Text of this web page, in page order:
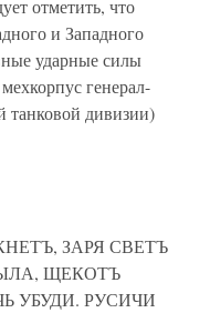
отметить, что
и Западного
ударные силы
генерал-
танковой дивизии)
ЗАРЯ СВЕТЪ
ЩЕКОТЪ
УБУДИ. РУСИЧИ